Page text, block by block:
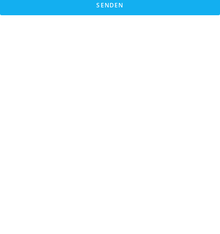
SENDEN